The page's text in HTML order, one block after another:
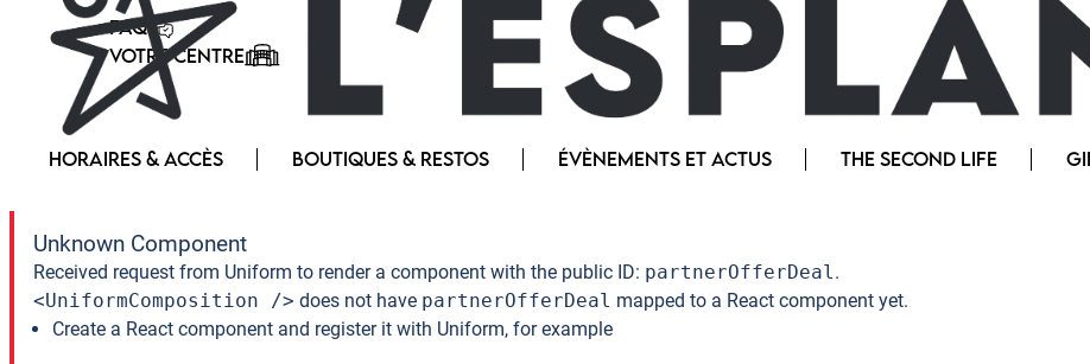
FAQ
VOTRE CENTRE
HORAIRES & ACCÈS BOUTIQUES & RESTOS ÉVÈNEMENTS ET ACTUS THE SECOND LIFE
Unknown Component
Received request from Uniform to render a component with the public ID: partnerOfferDeal.
<UniformComposition /> does not have partnerOfferDeal mapped to a React component yet.
Create a React component and register it with Uniform, for example